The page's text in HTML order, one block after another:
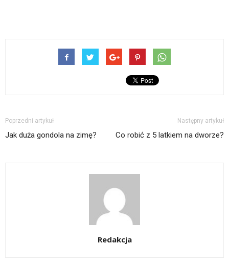
Poprzedni artykuł
Jak duża gondola na zimę?
Następny artykuł
Co robić z 5 latkiem na dworze?
Redakcja